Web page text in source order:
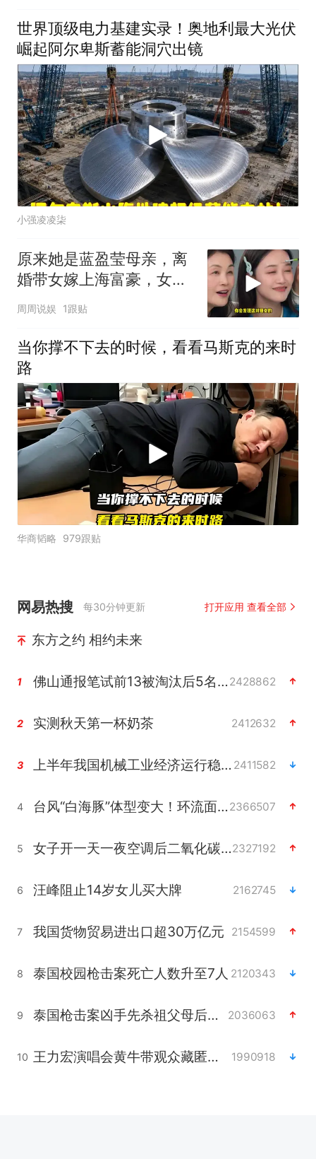
世界顶级电力基建实录！奥地利最大光伏
崛起阿尔卑斯蓄能洞穴出镜
小强凌凌柒
原来她是蓝盈莹母亲，离
婚带女嫁上海富豪，女儿
周周说娱 1跟贴
当你撑不下去的时候，看看马斯克的来时
路
华商韬略 979跟贴
网易热搜 每30分钟更新 打开应用 查看全部
东方之约 相约未来
1 佛山通报笔试前13被淘汰后5名进体检2428862
2 实测秋天第一杯奶茶 2412632
3 上半年我国机械工业经济运行稳中有进 2411582
4 台风“白海豚”体型变大！环流面积接近13个浙江那么大2366507
5 女子开一天一夜空调后二氧化碳中毒2327192
6 汪峰阻止14岁女儿买大牌 2162745
7 我国货物贸易进出口超30万亿元 2154599
8 泰国校园枪击案死亡人数升至7人 2120343
9 泰国枪击案凶手先杀祖父母后行凶 2036063
10 王力宏演唱会黄牛带观众藏匿被查获 1990918